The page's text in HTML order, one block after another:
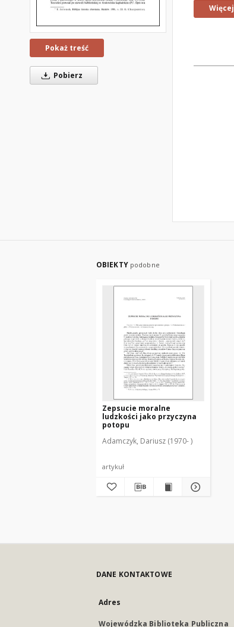
Pokaż treść
Pobierz
Więcej
OBIEKTY podobne
Zepsucie moralne
ludzkości jako przyczyna
potopu
Adamczyk, Dariusz (1970- )
artykuł
DANE KONTAKTOWE
Adres
Wojewódzka Biblioteka Publiczna